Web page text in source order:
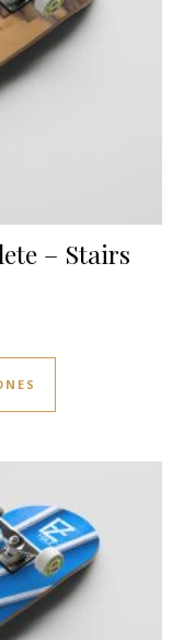
– Stairs
Este producto